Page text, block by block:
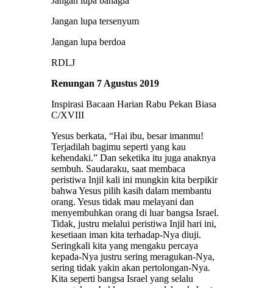
Jangan lupa tersenyum
Jangan lupa berdoa
RDLJ
Renungan 7 Agustus 2019
Inspirasi Bacaan Harian Rabu Pekan Biasa
C/XVIII
Yesus berkata, “Hai ibu, besar imanmu!
Terjadilah bagimu seperti yang kau
kehendaki.” Dan seketika itu juga anaknya
sembuh. Saudaraku, saat membaca
peristiwa Injil kali ini mungkin kita berpikir
bahwa Yesus pilih kasih dalam membantu
orang. Yesus tidak mau melayani dan
menyembuhkan orang di luar bangsa Israel.
Tidak, justru melalui peristiwa Injil hari ini,
kesetiaan iman kita terhadap-Nya diuji.
Seringkali kita yang mengaku percaya
kepada-Nya justru sering meragukan-Nya,
sering tidak yakin akan pertolongan-Nya.
Kita seperti bangsa Israel yang selalu